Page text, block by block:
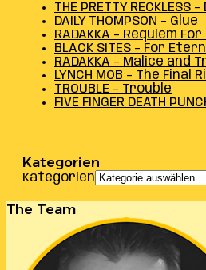
THE PRETTY RECKLESS
DAILY THOMPSON – Glue
RADAKKA – Requiem
BLACK SITES – For
RADAKKA – Malice and
LYNCH MOB – The Final
TROUBLE – Trouble
FIVE FINGER DEATH
Kategorien
Kategorien
The Team